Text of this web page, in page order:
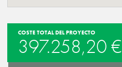
COSTE TOTAL DEL PROYECTO
397.258,20 €